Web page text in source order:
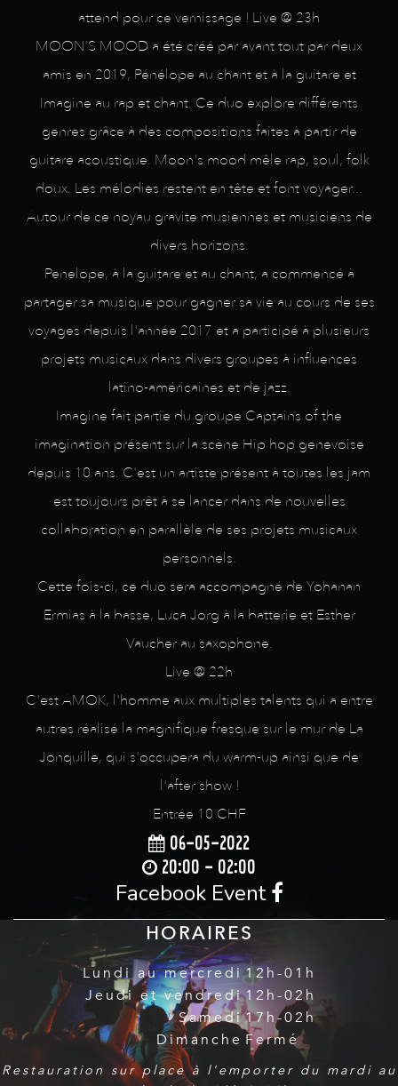
attend pour ce vernissage ! Live @ 23h
MOON'S MOOD a été créé par avant tout par deux
amis en 2019, Pénélope au chant et à la guitare et
Imagine au rap et chant. Ce duo explore différents
genres grâce à des compositions faites à partir de
guitare acoustique. Moon's mood mêle rap, soul, folk
doux. Les mélodies restent en tête et font voyager...
Autour de ce noyau gravite musiennes et musiciens de
divers horizons.
Penelope, à la guitare et au chant, a commencé à
partager sa musique pour gagner sa vie au cours de ses
voyages depuis l'année 2017 et a participé à plusieurs
projets musicaux dans divers groupes à influences
latino-américaines et de jazz.
Imagine fait partie du groupe Captains of the
imagination présent sur la scène Hip hop genevoise
depuis 10 ans. C'est un artiste présent à toutes les jam
est toujours prêt à se lancer dans de nouvelles
collaboration en parallèle de ses projets musicaux
personnels.
Cette fois-ci, ce duo sera accompagné de Yohanan
Ermias à la basse, Luca Jorg à la batterie et Esther
Vaucher au saxophone.
Live @ 22h
C'est AMOK, l'homme aux multiples talents qui a entre
autres réalisé la magnifique fresque sur le mur de La
Jonquille, qui s'occupera du warm-up ainsi que de
l'after show !
Entrée 10 CHF
06-05-2022
20:00 - 02:00
Facebook Event
HORAIRES
Lundi au mercredi
Jeudi et vendredi
Samedi
Dimanche
12h-01h
12h-02h
17h-02h
Fermé
Restauration sur place à l'emporter du mardi au